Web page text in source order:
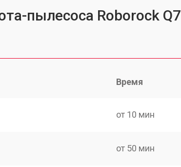
пылесоса Roborock Q7
Время
от 10 мин
от 50 мин